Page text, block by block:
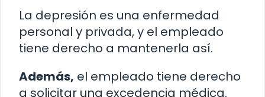
La depresión es una enfermedad
personal y privada, y el empleado
tiene derecho a mantenerla así.
Además, el empleado tiene derecho
a solicitar una excedencia médica.